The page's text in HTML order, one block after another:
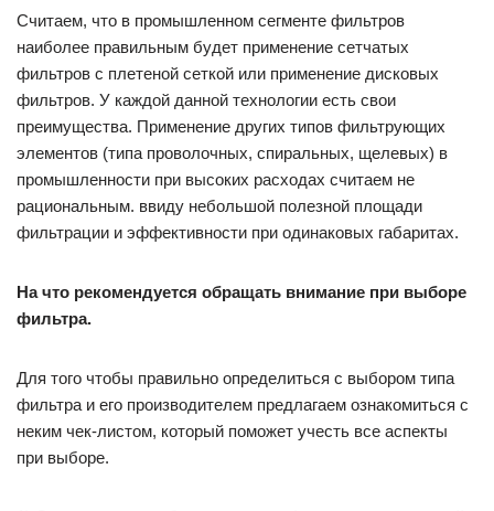
Считаем, что в промышленном сегменте фильтров
наиболее правильным будет применение сетчатых
фильтров с плетеной сеткой или применение дисковых
фильтров. У каждой данной технологии есть свои
преимущества. Применение других типов фильтрующих
элементов (типа проволочных, спиральных, щелевых) в
промышленности при высоких расходах считаем не
рациональным. ввиду небольшой полезной площади
фильтрации и эффективности при одинаковых габаритах.
На что рекомендуется обращать внимание при выборе
фильтра.
Для того чтобы правильно определиться с выбором типа
фильтра и его производителем предлагаем ознакомиться с
неким чек-листом, который поможет учесть все аспекты
при выборе.